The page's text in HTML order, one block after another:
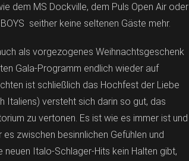
dem MS Dockville, dem Puls Open Air oder
seither keine seltenen Gäste mehr.
als vorgezogenes Weihnachtsgeschenk
Gala-Programm endlich wieder auf
ist schließlich das Hochfest der Liebe
Italiens) versteht sich darin so gut, das
zu vertonen. Es ist wie es immer ist und
zwischen besinnlichen Gefühlen und
Italo-Schlager-Hits kein Halten gibt,